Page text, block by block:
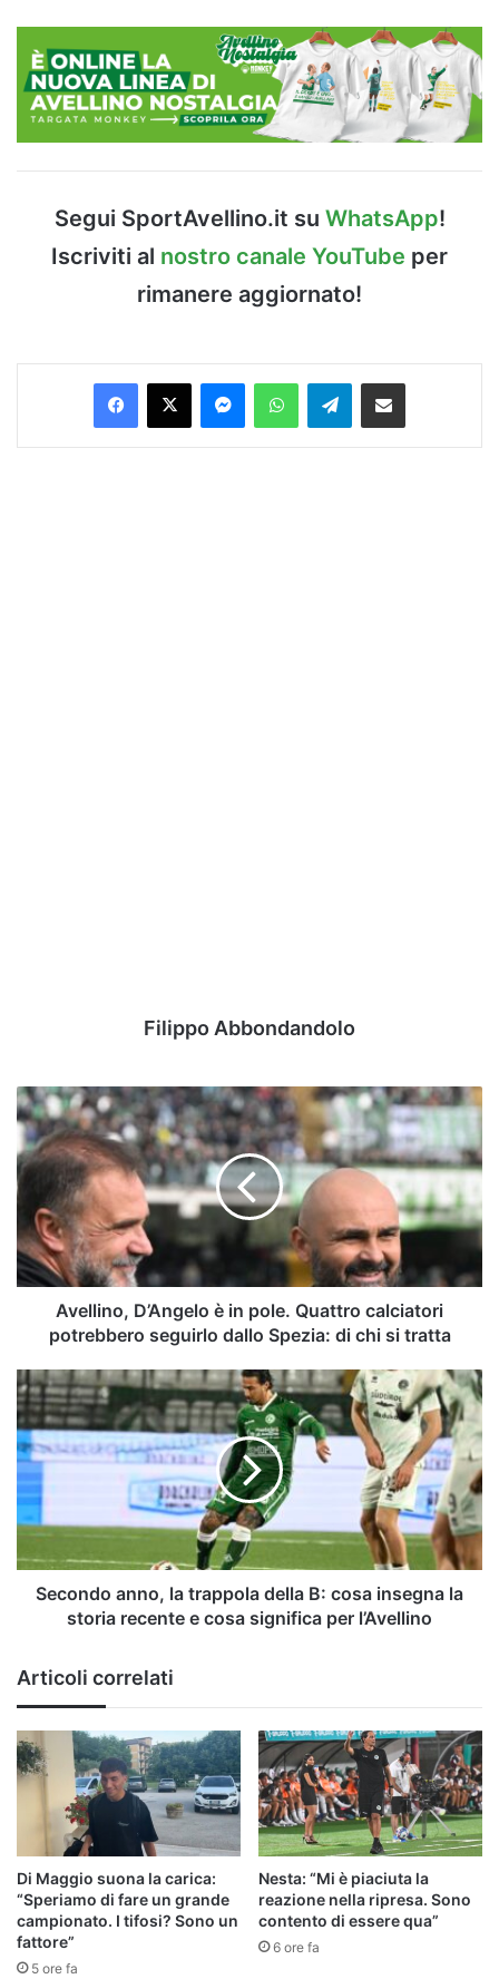
Segui SportAvellino.it su WhatsApp!
Iscriviti al nostro canale YouTube per
rimanere aggiornato!
Facebook
X MessengerWhatsAppTelegramCondividi via Email
Filippo Abbondandolo
Avellino,
D’Angelo
in
pole.
Quattro
calciatori
potrebbero
seguirlo
Spezia:
chi
si
tratta
Avellino, D’Angelo è in pole. Quattro calciatori
potrebbero seguirlo dallo Spezia: di chi si tratta
Secondo
anno,
la
trappola
della
B:
cosa
la
storia
recente
significa
per
l’Avellino
Secondo anno, la trappola della B: cosa insegna la
storia recente e cosa significa per l’Avellino
Articoli correlati
Di Maggio suona la carica:
“Speriamo di fare un grande
campionato. I tifosi? Sono un
fattore”
5 ore fa
Nesta: “Mi è piaciuta la
reazione nella ripresa. Sono
contento di essere qua”
6 ore fa